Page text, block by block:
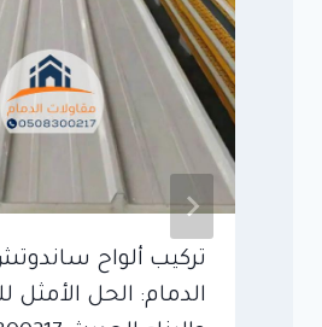
تركيب ألواح
الدمام: الحل الأمثل